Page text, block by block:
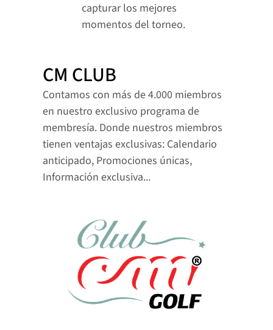
capturar los mejores
momentos del torneo.
CM CLUB
Contamos con más de 4.000 miembros
en nuestro exclusivo programa de
membresía. Donde nuestros miembros
tienen ventajas exclusivas: Calendario
anticipado, Promociones únicas,
Información exclusiva...